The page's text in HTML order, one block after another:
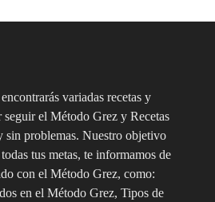
variadas recetas y
seguir el Método Grez y Recetas
sin problemas. Nuestro objetivo
tus metas, te informamos de
con el Método Grez, como:
en el Método Grez, Tipos de